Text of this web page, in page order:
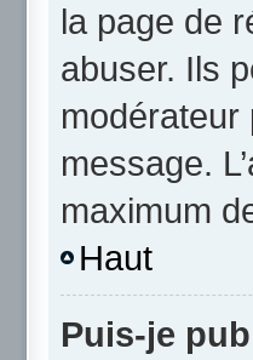
la page de
abuser. Ils
modérateur
message.
maximum
Haut
Puis-je